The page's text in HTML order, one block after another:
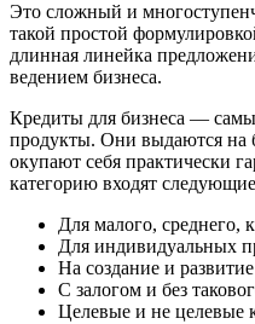
Это сложный и
такой простой
длинная линейка
ведением бизнеса.
Кредиты для бизнеса —
продукты. Они выдаются на
окупают себя практически
категорию входят
Для малого, среднего,
Для индивидуальных
На создание и
С залогом и без
Целевые и не целевые